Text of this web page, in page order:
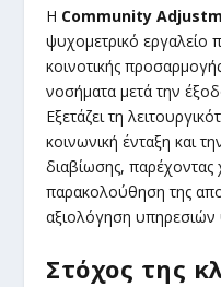
Η Community
ψυχομετρικό εργαλείο
κοινοτικής
νοσήματα μετά την
Εξετάζει τη
κοινωνική ένταξη και
διαβίωσης, παρέχοντας
παρακολούθηση της
αξιολόγηση υπηρεσιών
Στόχος της